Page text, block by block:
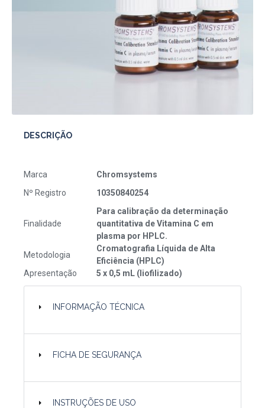
DESCRIÇÃO
Marca
Chromsystems
Nº Registro
10350840254
Finalidade
Para calibração da determinação
quantitativa de Vitamina C em
plasma por HPLC.
Metodologia
Cromatografia Líquida de Alta
Eficiência (HPLC)
Apresentação
5 x 0,5 mL (liofilizado)
INFORMAÇÃO TÉCNICA
FICHA DE SEGURANÇA
INSTRUÇÕES DE USO